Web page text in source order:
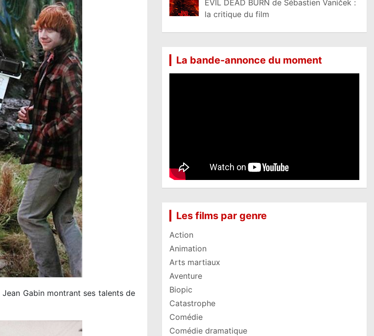
Jean Gabin montrant ses talents de
EVIL DEAD BURN de Sébastien Vaniček :
la critique du film
La bande-annonce du moment
Les films par genre
Action
Animation
Arts martiaux
Aventure
Biopic
Catastrophe
Comédie
Comédie dramatique